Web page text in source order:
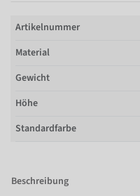
Artikelnummer
Material
Gewicht
Höhe
Standardfarbe
Beschreibung